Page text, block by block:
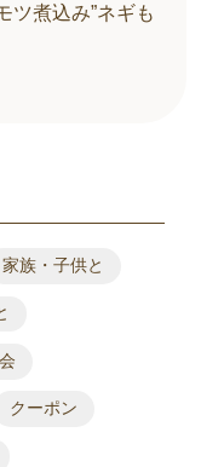
ツ煮込み”ネギも
家族・子供と
クーポン